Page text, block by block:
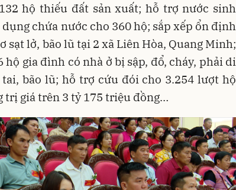
hộ thiếu đất sản xuất; hỗ trợ nước sinh
chứa nước cho 360 hộ; sắp xếp ổn định
sạt lở, bão lũ tại 2 xã Liên Hòa, Quang Minh;
gia đình có nhà ở bị sập, đổ, cháy, phải di
bão lũ; hỗ trợ cứu đói cho 3.254 lượt hộ
trị giá trên 3 tỷ 175 triệu đồng…